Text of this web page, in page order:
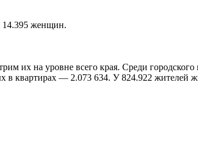
14.395 женщин.
их на уровне всего края. Среди городского
в квартирах — 2.073 634. У 824.922 жителей